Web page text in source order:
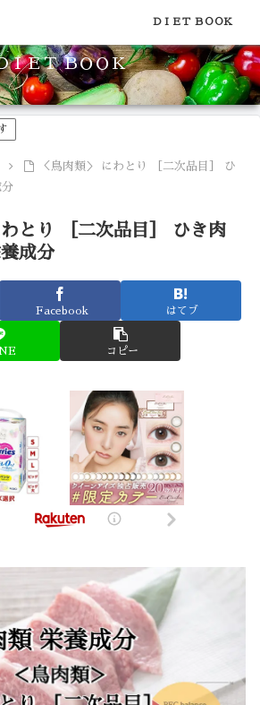
などの栄養素がわかる！健康やダイエットに
ＩＥＴ ＢＯＯＫ
＜鳥肉類＞ にわとり ［二次品目］ ひ
わとり ［二次品目］ ひき肉
成分
Facebook はてブ
コピー
ＤＩＥＴ ＢＯＯＫ